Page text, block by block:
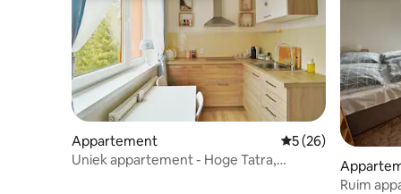
Appartement Gemiddelde
5 (26)
Uniek appartement - Hoge Tatra,
Ruim